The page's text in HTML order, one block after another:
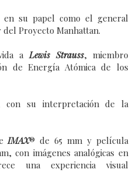
su papel como el general
Proyecto Manhattan.
aLewis Strauss, miembro
de Energía Atómica de los
con su interpretación de la
IMAX® de 65 mm y película
con imágenes analógicas en
una experiencia visual